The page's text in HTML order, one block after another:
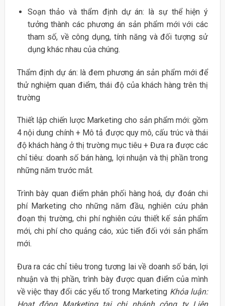
Soạn thảo và thẩm định dự án: là sự thể hiện ý
tưởng thành các phương án sản phẩm mới với các
tham số, về công dụng, tính năng và đối tượng sử
dụng khác nhau của chúng.
Thẩm định dự án: là đem phương án sản phẩm mới để
thử nghiệm quan điểm, thái độ của khách hàng trên thị
trường
Thiết lập chiến lược Marketing cho sản phẩm mới: gồm
4 nội dung chính + Mô tả được quy mô, cấu trúc và thái
độ khách hàng ở thị trường mục tiêu + Đưa ra được các
chỉ tiêu: doanh số bán hàng, lợi nhuận và thị phần trong
những năm trước mắt.
Trình bày quan điểm phân phối hàng hoá, dự đoán chi
phí Marketing cho những năm đầu, nghiên cứu phân
đoạn thị trường, chi phí nghiên cứu thiết kế sản phẩm
mới, chi phí cho quảng cáo, xúc tiến đối với sản phẩm
mới.
Đưa ra các chỉ tiêu trong tương lai về doanh số bán, lợi
nhuận và thị phần, trình bày được quan điểm của mình
về việc thay đổi các yếu tố trong Marketing Khóa luận: